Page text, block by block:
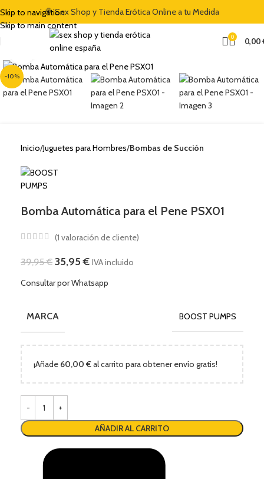
Skip to navigation
Skip to main content
🍭 Sex Shop y Tienda Erótica Online a tu Medida
0 0,00
-10%
Clic para ampliar
Inicio Juguetes para Hombres Bombas de Succión
Bomba Automática para el Pene PSX01
(1 valoración de cliente)
39,95€ 35,95€ IVA incluido
Consultar por Whatsapp
MARCA BOOST PUMPS
¡Añade 60,00 €al carrito para obtener envío gratis!
AÑADIR AL CARRITO